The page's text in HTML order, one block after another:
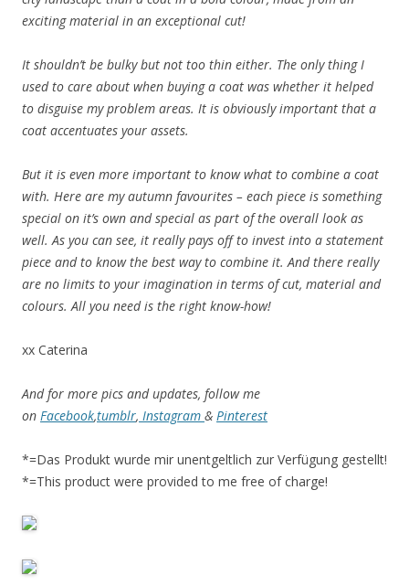
exciting material in an exceptional cut!
It shouldn’t be bulky but not too thin either. The only thing I
used to care about when buying a coat was whether it helped
to disguise my problem areas. It is obviously important that a
coat accentuates your assets.
But it is even more important to know what to combine a coat
with. Here are my autumn favourites – each piece is something
special on it’s own and special as part of the overall look as
well. As you can see, it really pays off to invest into a statement
piece and to know the best way to combine it. And there really
are no limits to your imagination in terms of cut, material and
colours. All you need is the right know-how!
xx Caterina
And for more pics and updates, follow me
on Facebook,tumblr, Instagram & Pinterest
*=Das Produkt wurde mir unentgeltlich zur Verfügung gestellt!
*=This product were provided to me free of charge!